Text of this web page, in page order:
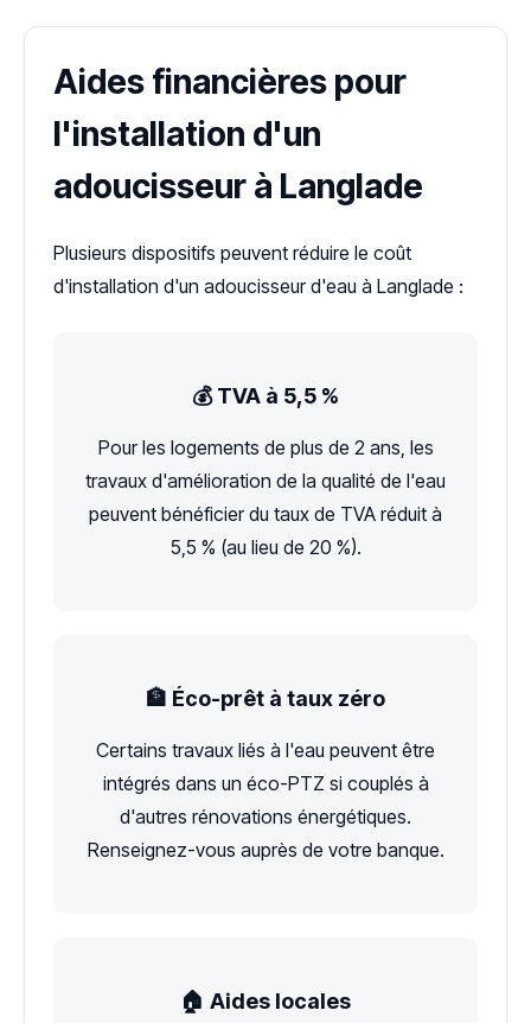
Aides financières pour
l'installation d'un
adoucisseur à Langlade
Plusieurs dispositifs peuvent réduire le coût
d'installation d'un adoucisseur d'eau à Langlade :
💰 TVA à 5,5 %
Pour les logements de plus de 2 ans, les
travaux d'amélioration de la qualité de l'eau
peuvent bénéficier du taux de TVA réduit à
5,5 % (au lieu de 20 %).
🏦 Éco-prêt à taux zéro
Certains travaux liés à l'eau peuvent être
intégrés dans un éco-PTZ si couplés à
d'autres rénovations énergétiques.
Renseignez-vous auprès de votre banque.
🏠 Aides locales